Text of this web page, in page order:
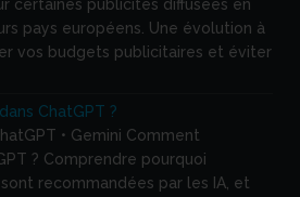
certaines publicités diffusées en
pays européens. Une évolution à
vos budgets publicitaires et éviter
ChatGPT ?
• Gemini Comment
? Comprendre pourquoi
recommandées par les IA, et